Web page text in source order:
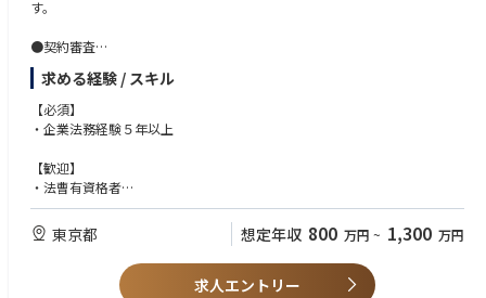
す。
●契約審査
・定期建物賃貸借契約・NDA・各種業務委託契約・ライセンス契約・シス
テム開発関連契約など契約全般
・M&A関連では、外部の法律事務所を起用するため、ゼロベースのドラフ
トは不要
基づく雛形管理
・英文契約は、1~2割程度。
●知財関連業務
・商品関連のネーミングの商標簡易調査から顧問弁理士への出願に係る相
・商品のデザインの法的リスクの検討（不競法上の「形態模倣」の該否）
求める経験 / スキル
【必須】
・企業法務経験５年以上
【歓迎】
・法曹有資格者
・マネジメント経験
※ご入社後、これまでのご経歴等を踏まえて担当業務を調整いたしますの
で、「仕事内容」に記載の業務全てのご経験は求めません。
※●契約審査のご経験と●商事法務のご経験は重視しています。
東京都 想定年収 800 万円 ~ 1,300 万円
求人エントリー